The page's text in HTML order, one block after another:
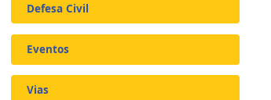
Defesa Civil
Eventos
Vias